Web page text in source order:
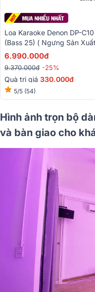
Loa Karaoke Denon DP-C10
(Bass 25) ( Ngưng Sản
6.990.000đ
9.370.000đ -25%
Quà trị giá 330.000đ
5/5 (54)
Hình ảnh trọn bộ
và bàn giao cho